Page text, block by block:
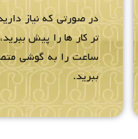
در صورتی که نیاز
تر کار ها را پیش
ساعت را به گوشی
ببرید.